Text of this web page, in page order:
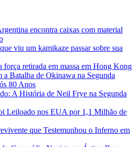
encontra caixas com material
viu um kamikaze passar sobre sua
força retirada em massa em Hong Kong
a Batalha de Okinawa na Segunda
80 Anos
A História de Neil Frye na Segunda
Leiloado nos EUA por 1,1 Milhão de
que Testemunhou o Inferno em